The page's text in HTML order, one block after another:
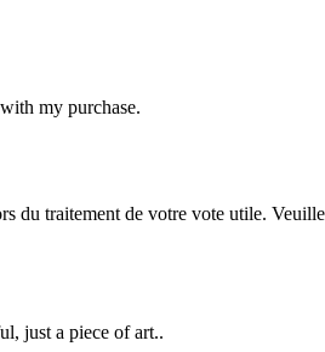
my purchase.
du traitement de votre vote utile.
just a piece of art..